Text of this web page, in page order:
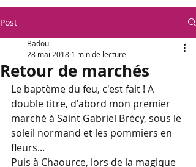
Post
Retour de marchés
Badou
28 mai 2018 1 min de lecture
Le baptème du feu, c'est fait ! A
double titre, d'abord mon premier
marché à Saint Gabriel Brécy, sous le
soleil normand et les pommiers en
fleurs...
Puis à Chaource, lors de la magique